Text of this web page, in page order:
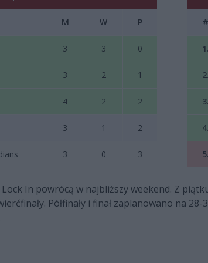
M W P #
3 3 0 1.
3 2 1 2.
4 2 2 3.
3 1 2 4.
3 0 3 5.
In powrócą w najbliższy weekend. Z
Półfinały i finał zaplanowano na